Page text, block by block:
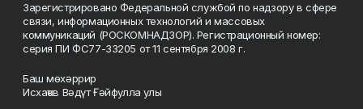
Зарегистрировано Федеральной службой по надзору в сфере
связи, информационных технологий и массовых
коммуникаций (РОСКОМНАДЗОР). Регистрационный номер:
серия ПИ ФС77-33205 от 11 сентября 2008 г.
Баш мөхәррир
Исхаҡов Вәдүт Ғәйфулла улы